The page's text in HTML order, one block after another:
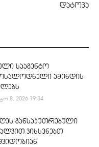
დატოვა
სააგენტო
ამინდის
8, 2026 19:34
განსაკუთრებული
ვიხსენებთ